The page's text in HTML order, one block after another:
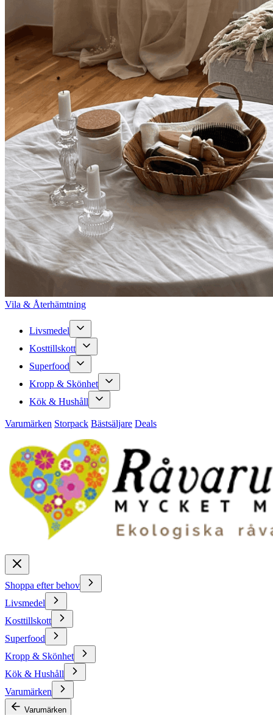
Vila & Återhämtning
Livsmedel
Kosttillskott
Superfood
Kropp & Skönhet
Kök & Hushåll
Varumärken Storpack Bästsäljare Deals
Shoppa efter behov
Livsmedel
Kosttillskott
Superfood
Kropp & Skönhet
Kök & Hushåll
Varumärken
Varumärken